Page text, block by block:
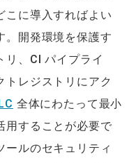
こに導入すればよい
。開発環境を保護す
リ、CI パイプライ
トレジストリにアク
全体にわたって最小
用することが必要で
ールのセキュリティ